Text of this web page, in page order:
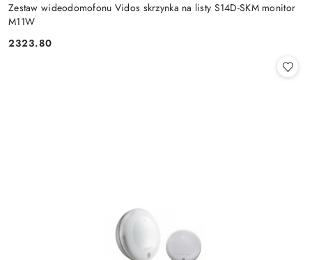
Zestaw wideodomofonu Vidos skrzynka na listy S14D-SKM monitor
M11W
Cena:
2323.80